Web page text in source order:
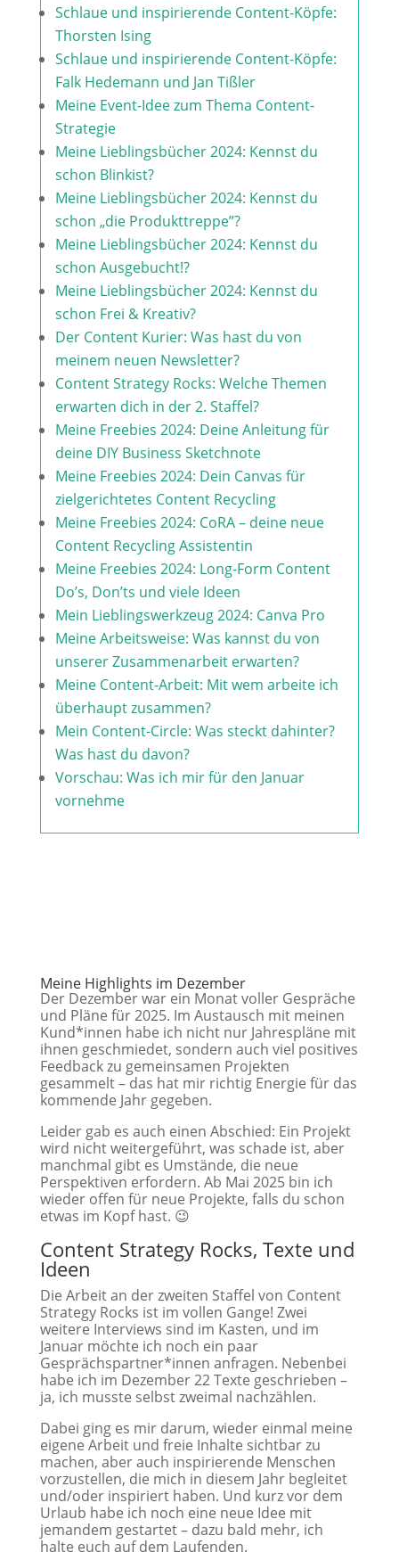
Schlaue und inspirierende Content-Köpfe:
Thorsten Ising
Schlaue und inspirierende Content-Köpfe:
Falk Hedemann und Jan Tißler
Meine Event-Idee zum Thema Content-
Strategie
Meine Lieblingsbücher 2024: Kennst du
schon Blinkist?
Meine Lieblingsbücher 2024: Kennst du
schon „die Produkttreppe”?
Meine Lieblingsbücher 2024: Kennst du
schon Ausgebucht!?
Meine Lieblingsbücher 2024: Kennst du
schon Frei & Kreativ?
Der Content Kurier: Was hast du von
meinem neuen Newsletter?
Content Strategy Rocks: Welche Themen
erwarten dich in der 2. Staffel?
Meine Freebies 2024: Deine Anleitung für
deine DIY Business Sketchnote
Meine Freebies 2024: Dein Canvas für
zielgerichtetes Content Recycling
Meine Freebies 2024: CoRA – deine neue
Content Recycling Assistentin
Meine Freebies 2024: Long-Form Content
Do’s, Don’ts und viele Ideen
Mein Lieblingswerkzeug 2024: Canva Pro
Meine Arbeitsweise: Was kannst du von
unserer Zusammenarbeit erwarten?
Meine Content-Arbeit: Mit wem arbeite ich
überhaupt zusammen?
Mein Content-Circle: Was steckt dahinter?
Was hast du davon?
Vorschau: Was ich mir für den Januar
vornehme
Meine Highlights im Dezember
Der Dezember war ein Monat voller Gespräche
und Pläne für 2025. Im Austausch mit meinen
Kund*innen habe ich nicht nur Jahrespläne mit
ihnen geschmiedet, sondern auch viel positives
Feedback zu gemeinsamen Projekten
gesammelt – das hat mir richtig Energie für das
kommende Jahr gegeben.
Leider gab es auch einen Abschied: Ein Projekt
wird nicht weitergeführt, was schade ist, aber
manchmal gibt es Umstände, die neue
Perspektiven erfordern. Ab Mai 2025 bin ich
wieder offen für neue Projekte, falls du schon
etwas im Kopf hast. 😉
Content Strategy Rocks, Texte und
Ideen
Die Arbeit an der zweiten Staffel von Content
Strategy Rocks ist im vollen Gange! Zwei
weitere Interviews sind im Kasten, und im
Januar möchte ich noch ein paar
Gesprächspartner*innen anfragen. Nebenbei
habe ich im Dezember 22 Texte geschrieben –
ja, ich musste selbst zweimal nachzählen.
Dabei ging es mir darum, wieder einmal meine
eigene Arbeit und freie Inhalte sichtbar zu
machen, aber auch inspirierende Menschen
vorzustellen, die mich in diesem Jahr begleitet
und/oder inspiriert haben. Und kurz vor dem
Urlaub habe ich noch eine neue Idee mit
jemandem gestartet – dazu bald mehr, ich
halte euch auf dem Laufenden.